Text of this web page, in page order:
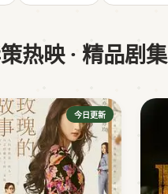
热映 · 精品剧集
今日更新